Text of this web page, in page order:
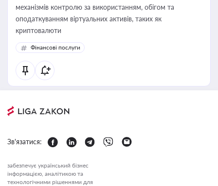
механізмів контролю за використанням, обігом та
оподаткуванням віртуальних активів, таких як
криптовалюти
Фінансові послуги
Зв'язатися:
забезпечує український бізнес
інформацією, аналітикою та
технологічними рішеннями для